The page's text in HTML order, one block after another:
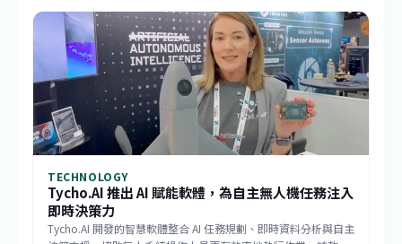
TECHNOLOGY
Tycho.AI 推出 AI 賦能軟體，為自主無人機任務注入
即時決策力
Tycho.AI 開發的智慧軟體整合 AI 任務規劃、即時資料分析與自主